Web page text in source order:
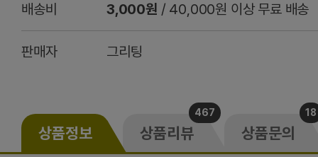
배송비 3,000원 / 40,000원 이상 무료 배송
판매자 그리팅
상품정보 상품리뷰
467
상품문의
18